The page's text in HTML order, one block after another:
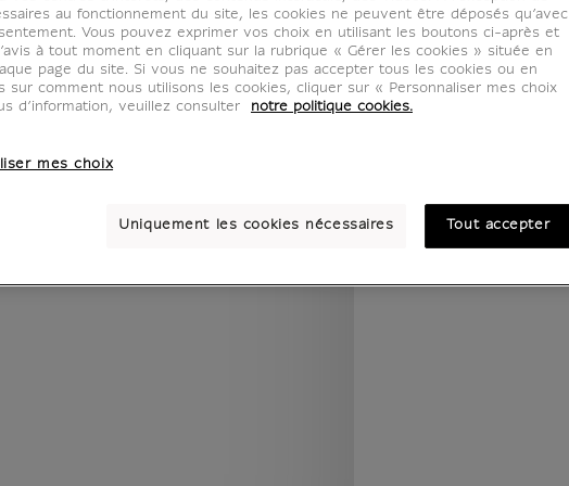
COULEUR
PIÈCE
}} {{ dimensions.legend.unit }}
au fonctionnement du site, les cookies ne peuvent être déposés qu’avec
Vous pouvez exprimer vos choix en utilisant les boutons ci-après et
à tout moment en cliquant sur la rubrique « Gérer les cookies » située en
page du site. Si vous ne souhaitez pas accepter tous les cookies ou en
sur comment nous utilisons les cookies, cliquer sur « Personnaliser mes choix
d’information, veuillez consulter
notre politique cookies.
mes choix
Uniquement les cookies nécessaires Tout accepter